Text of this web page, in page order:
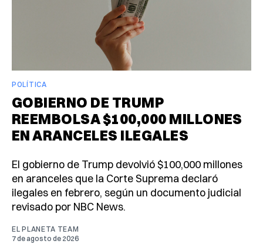
POLÍTICA
GOBIERNO DE TRUMP
REEMBOLSA $100,000 MILLONES
EN ARANCELES ILEGALES
El gobierno de Trump devolvió $100,000 millones
en aranceles que la Corte Suprema declaró
ilegales en febrero, según un documento judicial
revisado por NBC News.
EL PLANETA TEAM
7 de agosto de 2026